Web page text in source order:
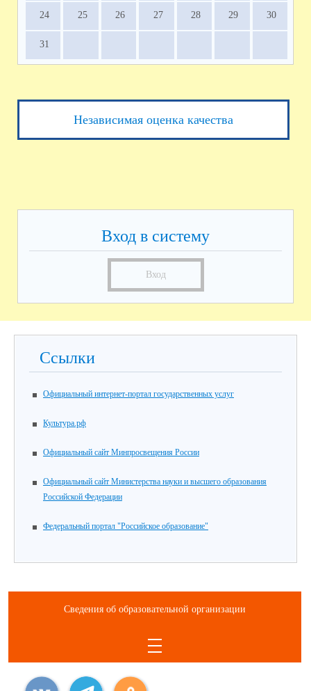
24 25 26 27 28 29 30
31
Независимая оценка качества
Вход в систему
Вход
Ссылки
Официальный интернет-портал государственных услуг
Культура.рф
Официальный сайт Минпросвещения России
Официальный сайт Министерства науки и высшего образования
Российской Федерации
Федеральный портал "Российское образование"
Сведения об образовательной организации